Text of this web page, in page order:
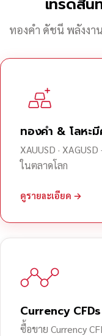
ทองคำ ดัชนี พลังงา
ทองคำ & โลหะมี
XAUUSD ·
ในตลาดโลก
ดูรายละเอียด →
Currency CFDs
ซื้อขาย Currency